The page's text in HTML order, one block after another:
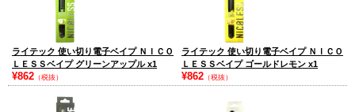
ライテック 使い切り電子ベイプ ＮＩＣＯ
ＬＥＳＳベイプ グリーンアップル x1
¥862 （税抜）
ライテック 使い切り電子ベイプ ＮＩＣＯ
ＬＥＳＳベイプ ゴールドレモン x1
¥862 （税抜）